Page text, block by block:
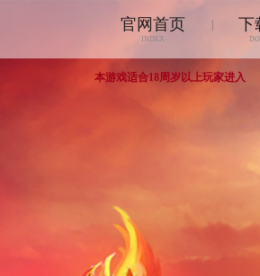
官网首页
INDEX
下
本游戏适合18周岁以上玩家进入